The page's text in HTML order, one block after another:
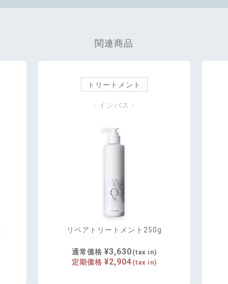
関連商品
トリートメント
- インバス -
リペアトリートメント250g
通常価格¥3,630 (tax in)
定期価格¥2,904 (tax in)